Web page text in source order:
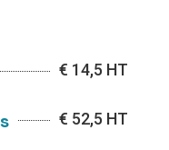
€ 14,5 HT
€ 52,5 HT